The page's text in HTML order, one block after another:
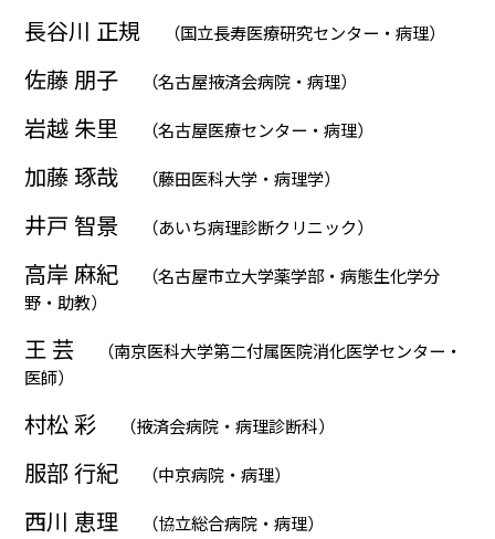
長谷川 正規 （国立長寿医療研究センター・病理）
佐藤 朋子 （名古屋掖済会病院・病理）
岩越 朱里 （名古屋医療センター・病理）
加藤 琢哉 （藤田医科大学・病理学）
井戸 智景 （あいち病理診断クリニック）
高岸 麻紀
（名古屋市立大学薬学部・病態生化学分
野・助教）
王 芸
（南京医科大学第二付属医院消化医学センター・
医師）
村松 彩 （掖済会病院・病理診断科）
服部 行紀 （中京病院・病理）
西川 恵理 （協立総合病院・病理）